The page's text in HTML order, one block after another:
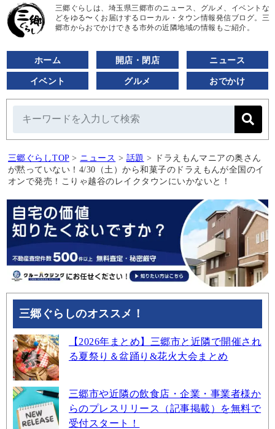
三郷ぐらしは、埼玉県三郷市のニュース、グルメ、イベントな
どをゆる〜くお届けするローカル・タウン情報発信ブログ。三
郷市からおでかけできる市外の近隣地域の情報もご紹介。
ホーム 開店・閉店 ニュース
イベント グルメ おでかけ
三郷ぐらしTOP > ニュース > 話題 >
ドラえもんマニアの奥さん
が黙っていない！4/30（土）から和菓子のドラえもんが全国のイ
オンで発売！こりゃ越谷のレイクタウンにいかないと！
三郷ぐらしのオススメ！
【2026年まとめ】三郷市と近隣で開催され
る夏祭り＆盆踊り&花火大会まとめ
三郷市や近隣の飲食店・企業・事業者様か
らのプレスリリース（記事掲載）を無料で
受付スタート！